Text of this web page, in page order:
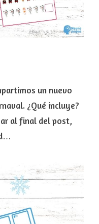
un nuevo
¿Qué incluye?
al final del post,